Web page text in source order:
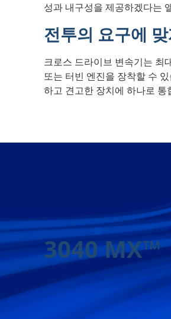
성과 내구성을 제공하겠다는
전투의 요구에
크로스 드라이브 변속기는 최
또는 터빈 엔진을 장착할 수
하고 견고한 장치에 하나로
3040 MX™